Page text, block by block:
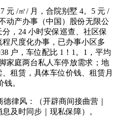
/㎡/ 月，合院别墅 4。5 元 /
动产办事（中国）股份无限公
，24 小时安保巡查、社区保
尺度化办事，已办事小区多
户，车位配比 1！1。1，平均
家庭两台私人车停放需求；地
租赁，具体车位价钱、租赁月
。
律风：（开辟商间接曲营｜
及时同步｜现私保障）。